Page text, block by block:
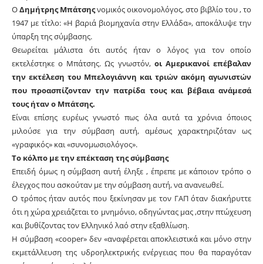
ΟΔημήτρης Μπάτσηςνομικός οικονομολόγος, στο βιβλίο του , το
1947 με τίτλο: «Η βαριά βιομηχανία στην Ελλάδα», αποκάλυψε την
ύπαρξη της σύμβασης.
Θεωρείται μάλιστα ότι αυτός ήταν ο λόγος για τον οποίο
εκτελέστηκε ο Μπάτσης. Ως γνωστόν, οι Αμερικανοί επέβαλαν
την εκτέλεση του Μπελογιάννη και τριών ακόμη αγωνιστών
που προασπίζονταν την πατρίδα τους και βέβαια ανάμεσά
τους ήταν ο Μπάτσης.
Είναι επίσης ευρέως γνωστό πως όλα αυτά τα χρόνια όποιος
μιλούσε για την σύμβαση αυτή, αμέσως χαρακτηριζόταν ως
«γραφικός» και «συνομωσιολόγος».
Το κόλπο με την επέκταση της σύμβασης
Επειδή όμως η σύμβαση αυτή έληξε , έπρεπε με κάποιον τρόπο ο
έλεγχος που ασκούταν με την σύμβαση αυτή, να ανανεωθεί.
Ο τρόπος ήταν αυτός που ξεκίνησαν με τον ΓΑΠ όταν διακήρυττε
ότι η χώρα χρειάζεται το μνημόνιο, οδηγώντας μας ,στην πτώχευση
και βυθίζοντας τον Ελληνικό λαό στην εξαθλίωση.
Η σύμβαση «cooper» δεν «αναφέρεται αποκλειστικά και μόνο στην
εκμετάλλευση της υδροηλεκτρικής ενέργειας που θα παραγόταν